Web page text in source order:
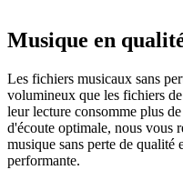
Musique en
Les fichiers musicaux sans
volumineux que les fichiers
leur lecture consomme plus
d'écoute optimale, nous vous
musique sans perte de
performante.